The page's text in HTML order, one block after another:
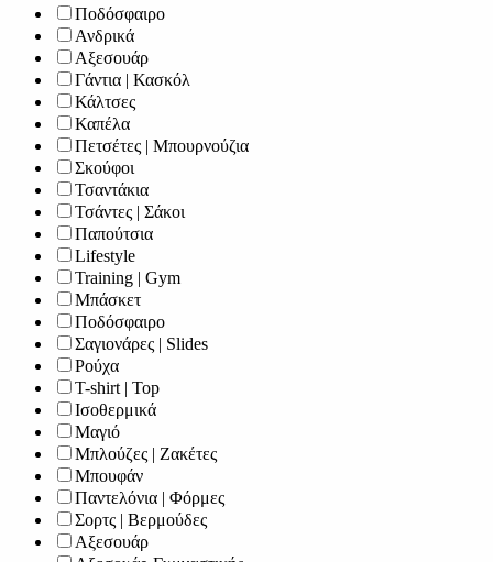
Ποδόσφαιρο
Ανδρικά
Αξεσουάρ
Γάντια | Κασκόλ
Κάλτσες
Καπέλα
Πετσέτες | Μπουρνούζια
Σκούφοι
Τσαντάκια
Τσάντες | Σάκοι
Παπούτσια
Lifestyle
Training | Gym
Μπάσκετ
Ποδόσφαιρο
Σαγιονάρες | Slides
Ρούχα
T-shirt | Top
Ισοθερμικά
Μαγιό
Μπλούζες | Ζακέτες
Μπουφάν
Παντελόνια | Φόρμες
Σορτς | Βερμούδες
Αξεσουάρ